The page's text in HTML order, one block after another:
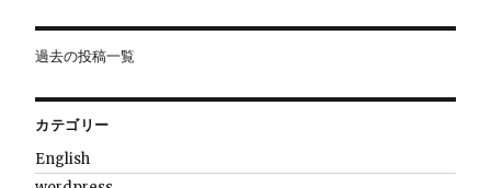
過去の投稿一覧
カテゴリー
English